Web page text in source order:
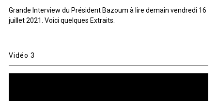
Grande Interview du Président Bazoum à lire demain vendredi 16
juillet 2021. Voici quelques Extraits.
Vidéo 3